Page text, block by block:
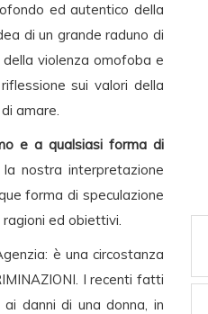
ed autentico della
di un grande raduno di
violenza omofoba e
sui valori della
amare.
e a qualsiasi forma di
nostra interpretazione
forma di speculazione
ed obiettivi.
è una circostanza
I recenti fatti
danni di una donna, in